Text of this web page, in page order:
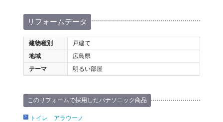
リフォームデータ
建物種別
戸建て
地域
広島県
テーマ
明るい部屋
このリフォームで採用したパナソニック商品
トイレ アラウーノ